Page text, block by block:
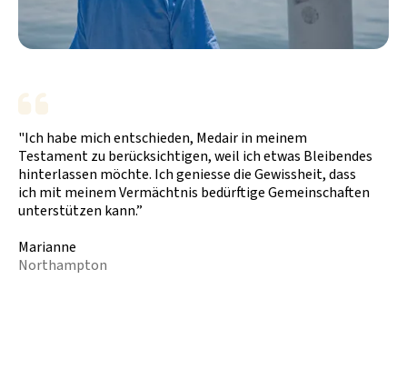
"Ich habe mich entschieden, Medair in meinem
Testament zu berücksichtigen, weil ich etwas Bleibendes
hinterlassen möchte. Ich geniesse die Gewissheit, dass
ich mit meinem Vermächtnis bedürftige Gemeinschaften
unterstützen kann.”
Marianne
Northampton